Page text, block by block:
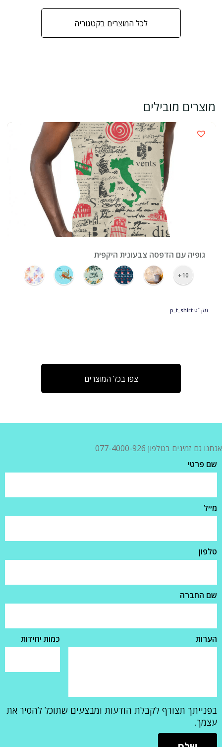
לכל המוצרים בקטגוריה
מוצרים מובילים
גופיה עם הדפסה צבעונית היקפית
10+
מק״טp_t_shirt
צפו בכל המוצרים
אנחנו גם זמינים בטלפון 077-4000-926
שם פרטי
מייל
טלפון
שם החברה
הערות כמות יחידות
בפנייתך תצורף לקבלת הודעות ומבצעים שתוכל להסיר את
עצמך.